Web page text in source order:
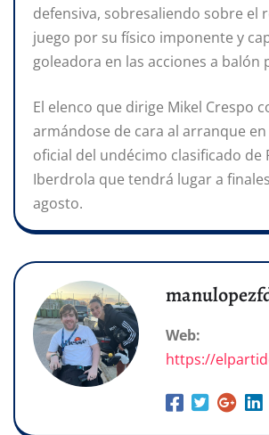
defensiva, sobresaliendo sobre el
juego por su físico imponente y
goleadora en las acciones a balón
El elenco que dirige Mikel Crespo
armándose de cara al arranque
oficial del undécimo clasificado de
Iberdrola que tendrá lugar a
agosto.
Web:
https://